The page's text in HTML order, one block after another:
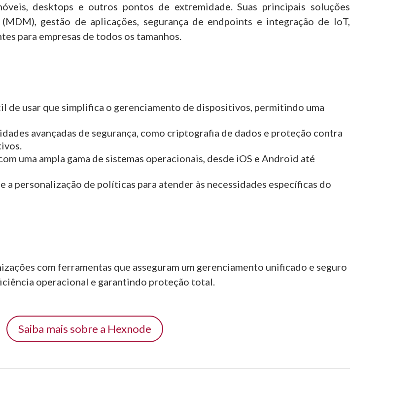
desktops e outros pontos de extremidade. Suas principais soluções
gestão de aplicações, segurança de endpoints e integração de IoT,
para empresas de todos os tamanhos.
de usar que simplifica o gerenciamento de dispositivos, permitindo uma
avançadas de segurança, como criptografia de dados e proteção contra
uma ampla gama de sistemas operacionais, desde iOS e Android até
personalização de políticas para atender às necessidades específicas do
com ferramentas que asseguram um gerenciamento unificado e seguro
operacional e garantindo proteção total.
Saiba mais sobre a Hexnode